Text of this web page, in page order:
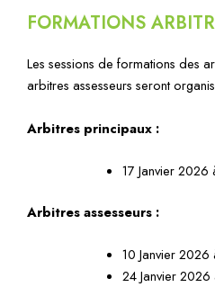
FORMATIONS
Les sessions de formations des
arbitres assesseurs seront
Arbitres principaux :
17 Janvier 2026
Arbitres assesseurs :
10 Janvier 2026
24 Janvier 2026